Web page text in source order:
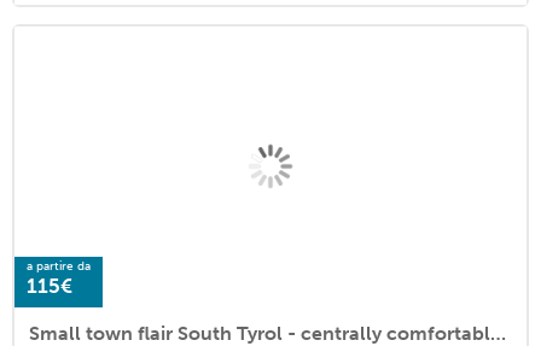
a partire da
115€
Small town flair South Tyrol - centrally comfortable apartment about 75m² with roof terrace